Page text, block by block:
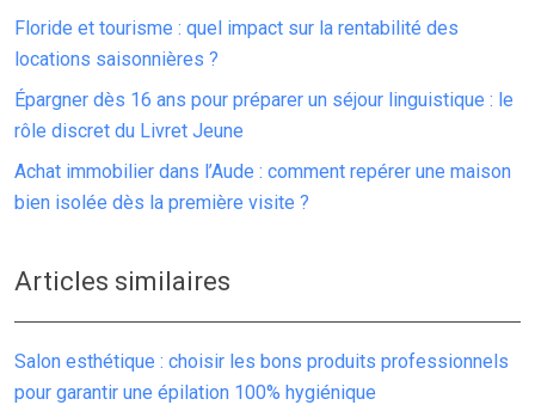
Floride et tourisme : quel impact sur la rentabilité des
locations saisonnières ?
Épargner dès 16 ans pour préparer un séjour linguistique : le
rôle discret du Livret Jeune
Achat immobilier dans l’Aude : comment repérer une maison
bien isolée dès la première visite ?
Articles similaires
Salon esthétique : choisir les bons produits professionnels
pour garantir une épilation 100% hygiénique